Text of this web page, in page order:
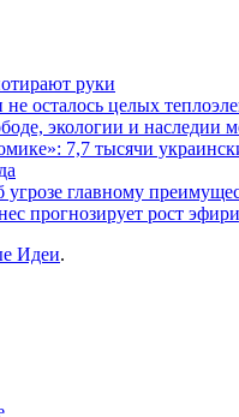
руки
осталось целых
экологии и наследии
7,7 тысячи
главному
прогнозирует рост
Идеи.